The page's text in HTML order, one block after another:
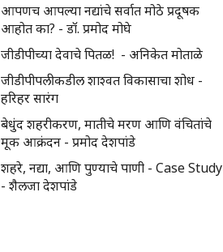
आपणच आपल्या नद्यांचे सर्वात मोठे प्रदूषक
आहोत का? - डॉ. प्रमोद मोघे
जीडीपीच्या देवाचे पितळ! - अनिकेत मोताळे
जीडीपीपलीकडील शाश्वत विकासाचा शोध -
हरिहर सारंग
बेधुंद शहरीकरण, मातीचे मरण आणि वंचितांचे
मूक आक्रंदन - प्रमोद देशपांडे
शहरे, नद्या, आणि पुण्याचे पाणी - Case Study
- शैलजा देशपांडे